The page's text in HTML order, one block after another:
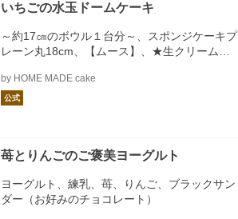
いちごの水玉ドームケーキ
～約17㎝のボウル１台分～、スポンジケーキプ
レーン丸18cm、【ムース】、★生クリーム、★
乳、★レモン汁、★ゼラチンリーフ、【飾
り】、いちご、バナナ、レモン汁
by HOME MADE cake
公式
苺とりんごのご褒美ヨーグルト
ヨーグルト、練乳、苺、りんご、ブラックサン
ダー（お好みのチョコレート）